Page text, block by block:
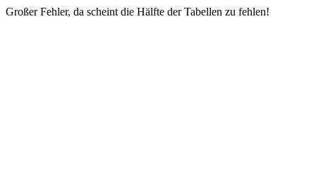
Großer Fehler, da scheint die Hälfte der Tabellen zu fehlen!